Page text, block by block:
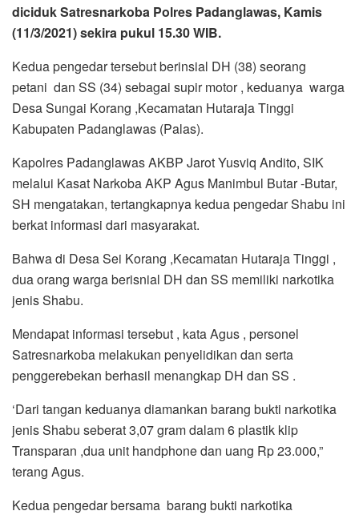
diciduk Satresnarkoba Polres Padanglawas, Kamis
(11/3/2021) sekira pukul 15.30 WIB.
Kedua pengedar tersebut berinsial DH (38) seorang
petani dan SS (34) sebagai supir motor , keduanya warga
Desa Sungai Korang ,Kecamatan Hutaraja Tinggi
Kabupaten Padanglawas (Palas).
Kapolres Padanglawas AKBP Jarot Yusviq Andito, SIK
melalui Kasat Narkoba AKP Agus Manimbul Butar -Butar,
SH mengatakan, tertangkapnya kedua pengedar Shabu ini
berkat informasi dari masyarakat.
Bahwa di Desa Sei Korang ,Kecamatan Hutaraja Tinggi ,
dua orang warga berisnial DH dan SS memiliki narkotika
jenis Shabu.
Mendapat informasi tersebut , kata Agus , personel
Satresnarkoba melakukan penyelidikan dan serta
penggerebekan berhasil menangkap DH dan SS .
‘Dari tangan keduanya diamankan barang bukti narkotika
jenis Shabu seberat 3,07 gram dalam 6 plastik klip
Transparan ,dua unit handphone dan uang Rp 23.000,”
terang Agus.
Kedua pengedar bersama barang bukti narkotika